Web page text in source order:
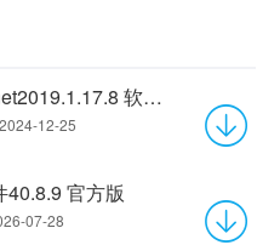
12306订票助手.net2019.1.17.8 软件版
2024-12-25
官方版
07-28